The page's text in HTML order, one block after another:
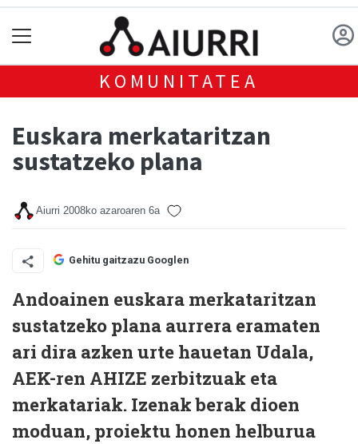
KOMUNITATEA
Euskara merkataritzan
sustatzeko plana
Aiurri 2008ko azaroaren 6a
Gehitu gaitzazu Googlen
Andoainen euskara merkataritzan
sustatzeko plana aurrera eramaten
ari dira azken urte hauetan Udala,
AEK-ren AHIZE zerbitzuak eta
merkatariak. Izenak berak dioen
moduan, proiektu honen helburua